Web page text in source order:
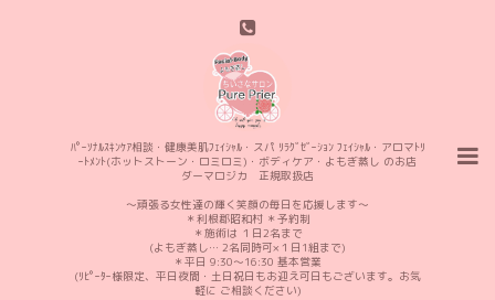
ﾊﾟｰｿﾅﾙｽｷﾝｹｱ相談・健康美肌ﾌｪｲｼｬﾙ・スパ ﾘﾗｸﾞｾﾞｰｼｮﾝ ﾌｪｲｼｬﾙ・アロマﾄﾘ
ｰﾄﾒﾝﾄ(ホットストーン・ロミロミ)・ボディケア・よもぎ蒸し のお店
ダーマロジカ 正規取扱店
〜頑張る女性達の輝く笑顔の毎日を応援します〜
＊利根郡昭和村 ＊予約制
＊施術は １日2名まで
(よもぎ蒸し… 2名同時可×１日1組まで)
＊平日 9:30〜16:30 基本営業
(ﾘﾋﾟｰﾀｰ様限定、平日夜間・土日祝日もお迎え可日もございます。お気
軽に ご相談ください)